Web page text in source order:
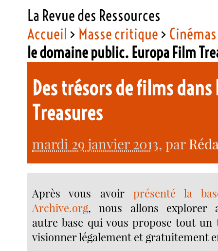
La Revue des Ressources
Accueil > Masse critique>
le domaine public. Europa Film
Des trésors de films
Treasures
mardi 29 janvier 2013, par
Après vous avoir présenté la
Archive.org, nous allons explorer
autre base qui vous propose tout un
visionner légalement et gratuitement